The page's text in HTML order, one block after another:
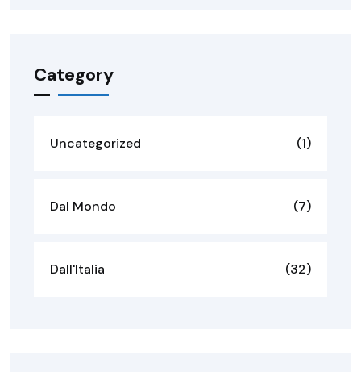
Category
Uncategorized (1)
Dal Mondo (7)
Dall'Italia (32)